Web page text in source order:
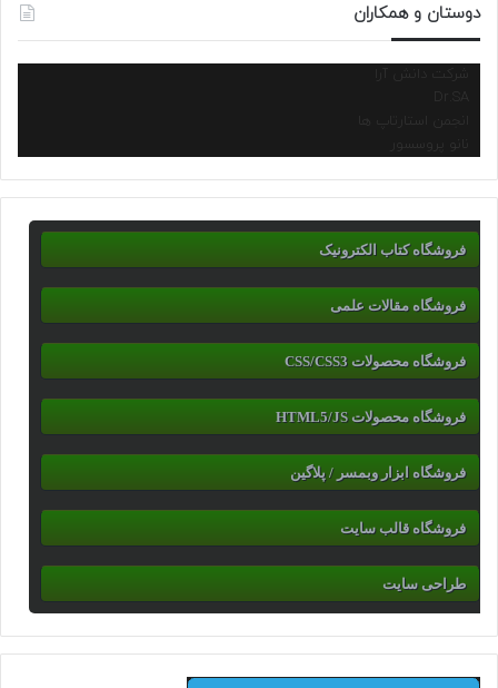
دوستان و همکاران
شرکت دانش آرا
انجمن استارتاپ ها
نانو پروسسور
فروشگاه کتاب الکترونیک
فروشگاه مقالات علمی
فروشگاه محصولات CSS/CSS3
فروشگاه محصولات HTML5/JS
فروشگاه ابزار وبمسر / پلاگین
فروشگاه قالب سایت
طراحی سایت